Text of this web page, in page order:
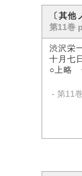
〔其
第11巻
渋沢栄
十月
○上略
- 第11